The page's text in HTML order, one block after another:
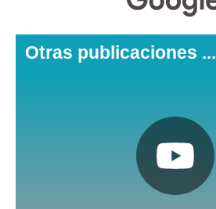
Otras publicaciones ...
Pulsa aquí